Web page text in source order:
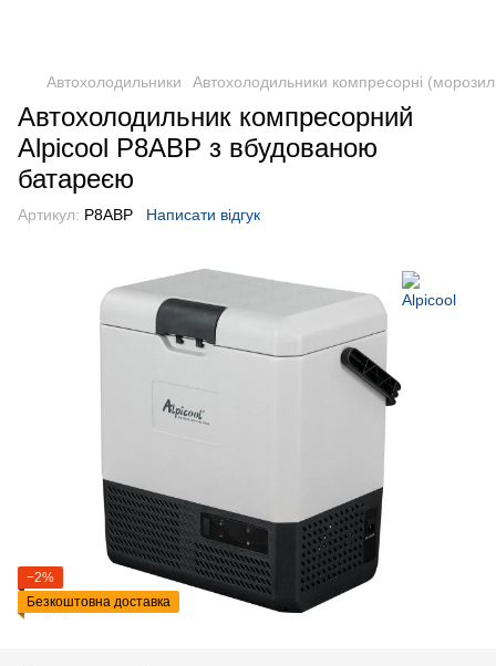
Автохолодильники Автохолодильники компресорні
Автохолодильник компресорний
Alpicool P8ABP з вбудованою
батареєю
Артикул: P8ABP Написати відгук
−2%
Безкоштовна доставка